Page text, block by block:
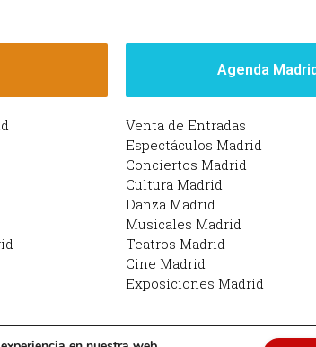
Agenda
Venta de Entradas
Espectáculos Madrid
Conciertos Madrid
Cultura Madrid
Danza Madrid
Musicales Madrid
Teatros Madrid
Cine Madrid
Exposiciones Madrid